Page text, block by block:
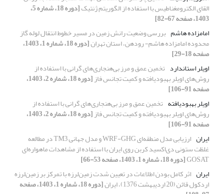
القای الکترومغناطیس با استفاده از الگوریتم ژنتیک [دوره 18، شماره 5،
1403، صفحه 67-82]
امامزاده هاشم بررسی وضعیت رانش زمین در مسیر خطوط انتقال لوله گاز
محدوده امامزاده هاشم- رودهن، استان تهران [دوره 18، شماره 1، 1403،
صفحه 18-29]
اویلر استاندارد تخمین عمق و مرز بی‌هنجاری‌های گرانی با استفاده از
روش‌های اویلر بهبودیافته و کمیت تجانس فاز [دوره 18، شماره 2، 1403،
صفحه 91-106]
اویلر بهبودیافته تخمین عمق و مرز بی‌هنجاری‌های گرانی با استفاده از
روش‌های اویلر بهبودیافته و کمیت تجانس فاز [دوره 18، شماره 2، 1403،
صفحه 91-106]
ایران
ارزیابی مدل منطقه‌ای WRF-GHG و مدل جهانی TM3 در مطالعه
غلظت ستونی ‌دی‌اکسید کربن روی ایران با استفاده از مشاهدات ماهواره‌ای
GOSAT[دوره 18، شماره 1، 1403، صفحه 53-66]
ایران اثر کامل بودن اطلاعات در تعیین شدت زمین‌لرزه با تمرکز بر زمین‌لرزه
اردکول قائن (20 اردیبهشت 1376)، ایران [دوره 18، شماره 1، 1403، صفحه